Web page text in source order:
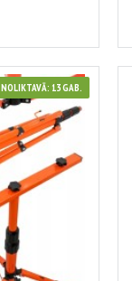
NOLIKTAVĀ: 13 GAB.